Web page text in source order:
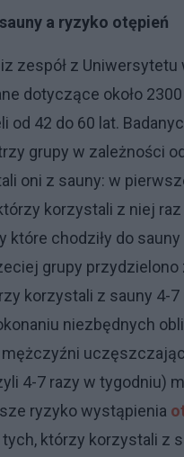
a ryzyko otępień
zespół z Uniwersytetu
dotyczące około
od 42 do 60 lat.
grupy w zależności
oni z sauny: w
korzystali z niej
które chodziły do
grupy przydzielono
korzystali z sauny 4-7
niezbędnych
mężczyźni
4-7 razy w tygodniu)
ryzyko wystąpienia
którzy korzystali z